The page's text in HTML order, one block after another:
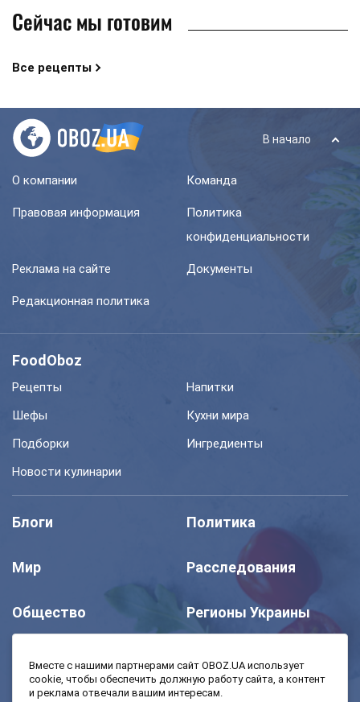
Сейчас мы готовим
Все рецепты
В начало
О компании Команда
Правовая информация
Политика
конфиденциальности
Реклама на сайте Документы
Редакционная политика
FoodOboz
Рецепты
Напитки
Шефы
Кухни мира
Подборки
Ингредиенты
Новости кулинарии
Блоги Политика
Мир Расследования
Общество Регионы Украины
Вместе с нашими партнерами сайт OBOZ.UA использует
cookie, чтобы обеспечить должную работу сайта, а контент
и реклама отвечали вашим интересам.